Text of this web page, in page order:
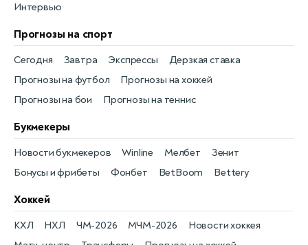
Интервью
Прогнозы на спорт
Прогнозы на футбол
Сегодня
Прогнозы на хоккей
Завтра
Прогнозы на бои
Экспрессы
Прогнозы на теннис
Дерзкая ставка
Букмекеры
Бонусы и фрибеты
Новости букмекеров
Фонбет
Winline
BetBoom
Мелбет
Bettery
Зенит
Хоккей
Новости хоккея
КХЛ
НХЛ
ЧМ-2026
МЧМ-2026